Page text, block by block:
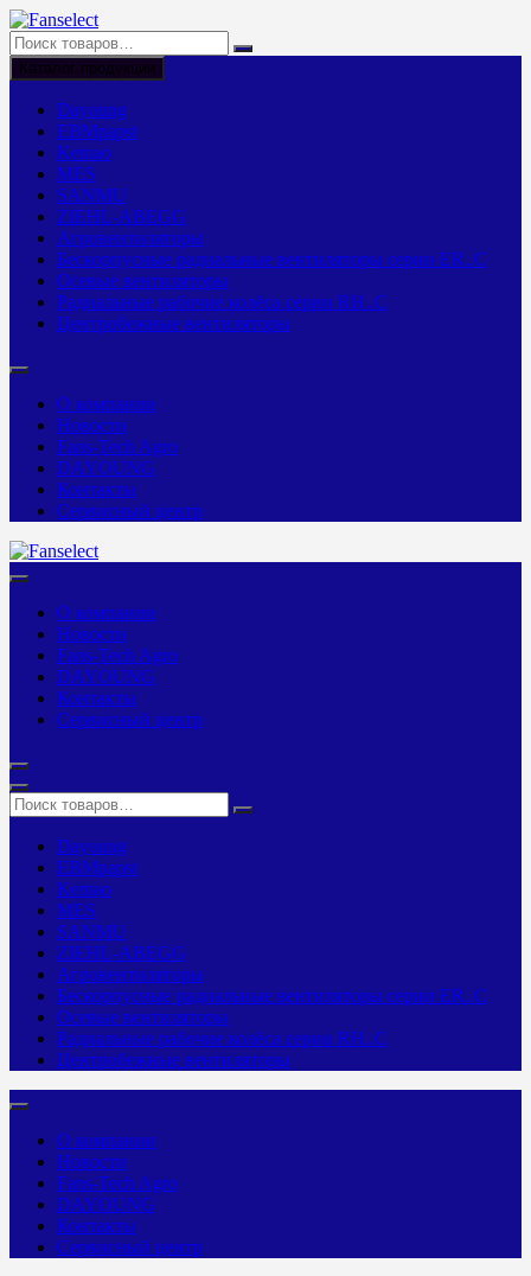
Перейти
к
содержимому
Каталог продукции
Dayoung
EBMpapst
Kemao
MES
SANMU
ZIEHL-ABEGG
Агровентиляторы
Бескорпусные радиальные вентиляторы серии ER..C
Осевые вентиляторы
Радиальные рабочие колёса серии RH..C
Центробежные вентиляторы
О компании
Новости
Fans-Tech Agro
DAYOUNG
Контакты
Сервисный центр
О компании
Новости
Fans-Tech Agro
DAYOUNG
Контакты
Сервисный центр
Dayoung
EBMpapst
Kemao
MES
SANMU
ZIEHL-ABEGG
Агровентиляторы
Бескорпусные радиальные вентиляторы серии ER..C
Осевые вентиляторы
Радиальные рабочие колёса серии RH..C
Центробежные вентиляторы
О компании
Новости
Fans-Tech Agro
DAYOUNG
Контакты
Сервисный центр